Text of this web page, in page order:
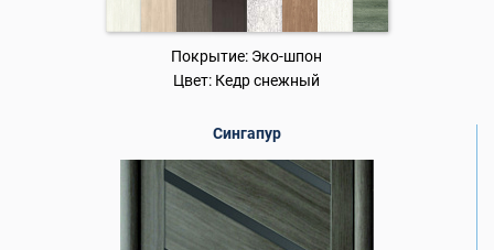
Покрытие: Эко-шпон
Цвет: Кедр снежный
Сингапур